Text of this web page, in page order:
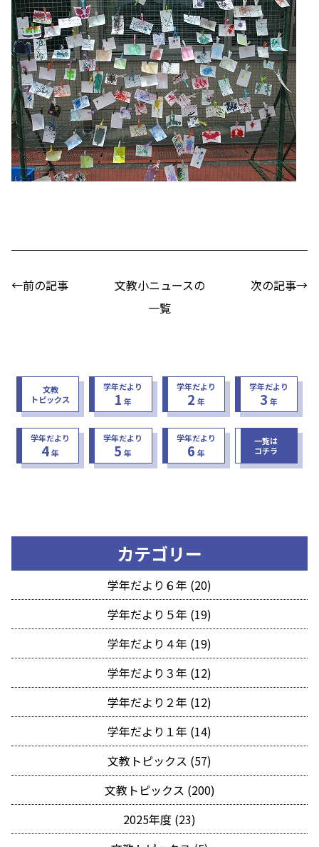
←前の記事
文教小ニュースの
一覧
次の記事→
文教
トピックス
学年だより
1 年
学年だより
2 年
学年だより
3 年
学年だより
4年
学年だより
5 年
学年だより
6 年
一覧は
コチラ
カテゴリー
学年だより６年 (20)
学年だより５年 (19)
学年だより４年 (19)
学年だより３年 (12)
学年だより２年 (12)
学年だより１年 (14)
文教トピックス (57)
文教トピックス (200)
2025年度 (23)